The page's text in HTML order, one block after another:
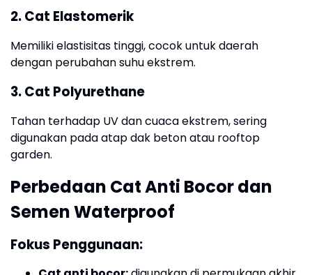
2. Cat Elastomerik
Memiliki elastisitas tinggi, cocok untuk daerah
dengan perubahan suhu ekstrem.
3. Cat Polyurethane
Tahan terhadap UV dan cuaca ekstrem, sering
digunakan pada atap dak beton atau rooftop
garden.
Perbedaan Cat Anti Bocor dan
Semen Waterproof
Fokus Penggunaan: